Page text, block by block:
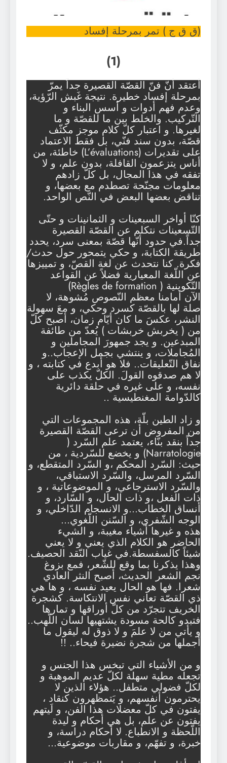
(ق ق ج ) تمر بمرحلة إفساد
(1)
أعتقد أنّ فنّ القصّة القصيرة جداً يمرّ
بمرحلة إفساد خطيرة. نتيجة غَبش الرّؤية،
وعدم فهم أدوات و أسس البناء و
التّركيب. والخلط بين ما للقصّة و ما
لغيرها. و اعتبار كلّ كلام موجز مكثّف
قصّة، بدون سند فنّي، بل فقط الاعتماد
على تقديرات (L’évaluations) خاطئة، من
أناس يتزعمون القافلة، بدون علم، و لا
تفقه في هذا المجال، بل كلّ زادهم
معلومات مجنّحة تصطدم مع بعضها، و
تناقض بعضها البعض في النّص الواحد.
كنّا أواخر السبعينات و الثمانينات و حتّى
التّسعينات نتكلم عن القصّة القصيرة
جداً.في حدود أنّها قصّة بمعنى سرد، يحدد
طريقة الكتابة، و حكي يتمحور حول حدث/
فكرة. كنا نتحدث عن لغة القصّ، و تمييزها
عن اللّغة المعيارية فضلاً عن القواعد
التّكوينية ( Règles de formation)
الآن أمامنا معظم النّصوص مُشوهة، لا
صلة لها بالقصّة كسرد وحكي، و معَ سهولة
النشر، عكسَ ما كان أيّام زمان، أصبح كلّ
من ( يخربش خربشات ) يُعدّ من طائفة
المبدعين. و يجد جمهورَ المجاملين و
المُجاملات، و ينتشي بجمل الإعجاب..و
نفاق التّعليقات.. فلا هو أبدع في كتابته ، و
لا هم صدقوه القولَ. الكلّ يكذب على
نفسه، و على غيره في حلقة دائرية
كالدّوامة المغنطيسية ..
و زاد الطين بلّة، هذه المجموعات التي
من المفروض أن ترعى القصّة القصيرة
جداً بنقد بنّاء، يعتمد علم السّرد (
Narratologie) و يخضع للسّردية ، من
حيث: السّرد المحكم ،و السّرد المتقطع، و
السّرد المرسل، والسّرد الاستباقي،
والسّرد الاسترجاعي، و الموضوعاتية ، و
ذات الفعل ،و ذات الحال، و السّارد، و
أنساق الخطاب…و الانسجام الدّاخلي، و
الوجه الشّفري، و السّنن اللّغوي…
هذه و غيرها أشياء مغيبة، و الشيء
الحاضر هو الكلام الذي يعني و لا يعني
شيئاً كالسفسطة.في غياب النّقد الحصيف.
وهذا يذكرنا بما وقع للشّعر، فمع بزوغ
نجم الشعر الحديث، أصبح النثر العادي
شعرا. فها هو الحال يعيد نفسه ، و ها هي
ذي القصّة تعاني نفس الانتكاسة. كشجرة
الخريف تتجرّد من كلّ أوراقها و تمارها
فتبدو كالحة مسودة يشتهيها لسان اللّهب..
و يأتي من لا علمَ و لا ذوق له ليقول ما
أجملها من شجرة نضيرة فيحاء.. !!
و من الأشياء التي تبخس هذا الجنس و
تجعله مطية سهلة لكلّ عديم الموهبة و
لكلّ فضولي متطفل.. هؤلاء الذين لا
يحترمون أنفسهم، و يَتمظهرون كنقاد ،
يفتون في كلّ معضلات هذا الفن، و لَيتهم
يفتون عن علم، بل هي أحكام و ليدة
اللّحظة و الانطباع. لا أحكام دراسة، و
خبرة، و تفهّم، و مقاربات موضوعية…